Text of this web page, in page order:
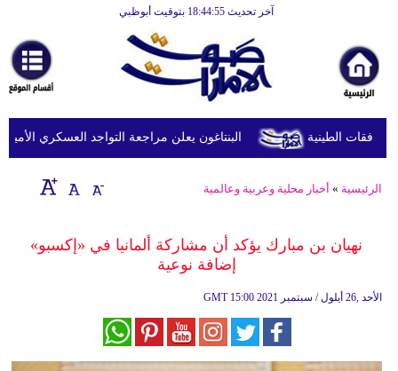
آخر تحديث 18:44:55 بتوقيت أبوظبي
أخبارعاجلة
رياضة
ثقافة
إقتصاد
وموسيقى
البنتاغون يعلن مراجعة التواجد العسكري
الرئيسية » أخبار محلية وعربية وعالمية
نهيان بن مبارك يؤكد أن مشاركة ألمانيا في «إكسبو»
إضافة نوعية
GMT 15:00 2021 الأحد ,26 أيلول / سبتمبر